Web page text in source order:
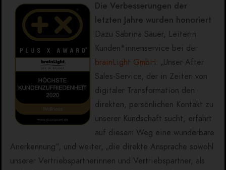
Die Verbesserungen der
letzten Jahre wurden honoriert
Dazu Sabrina Sauer, Leiterin
Kunden*innenservice bei der
brainLight GmbH: „Unser After
Sales-Service, der in Zeiten von
digitaler Transformation den
direkten, persönlichen Kontakt zu
unserer Kundschaft sucht, erfährt
auf diesem Weg eine wunderbare
Anerkennung“, und weiter, „die direkte Ansprache sowohl
unserer Vertriebspartnerinnen und Vertriebspartner, als